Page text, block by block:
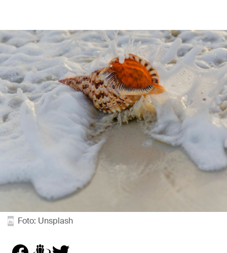
Foto: Unsplash